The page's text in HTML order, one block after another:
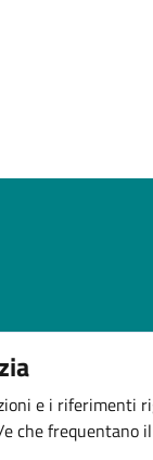
e i riferimenti
che frequentano